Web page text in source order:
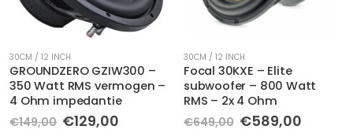
30CM / 12 INCH
GROUNDZERO GZIW300 –
350 Watt RMS vermogen –
4 Ohm impedantie
€149,00 Oorspronkelijke
€129,00
30CM / 12 INCH
Focal 30KXE – Elite
subwoofer – 800 Watt
RMS – 2x 4 Ohm
€649,00 Oorspronkelijke
€589,00Huidige